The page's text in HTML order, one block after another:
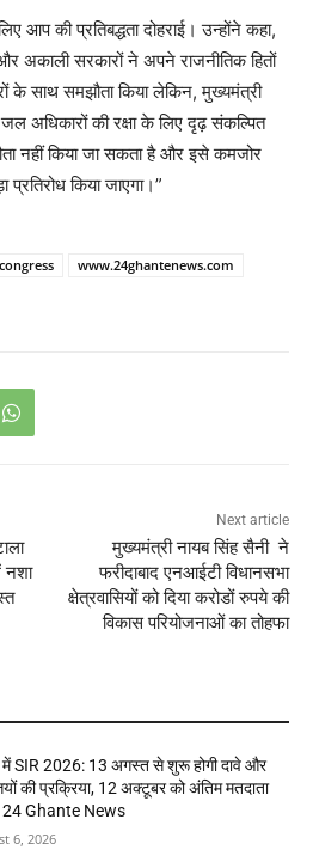
आप की प्रतिबद्धता दोहराई। उन्होंने कहा,
अकाली सरकारों ने अपने राजनीतिक हितों
के साथ समझौता किया लेकिन, मुख्यमंत्री
अधिकारों की रक्षा के लिए दृढ़ संकल्पित
नहीं किया जा सकता है और इसे कमजोर
किया जाएगा।”
congress
www.24ghantenews.com
नशा
Next article
मुख्यमंत्री नायब सिंह सैनी ने
फरीदाबाद एनआईटी विधानसभा
क्षेत्रवासियों को दिया करोडों रुपये की
विकास परियोजनाओं का तोहफा
में SIR 2026: 13 अगस्त से शुरू होगी दावे और
की प्रक्रिया, 12 अक्टूबर को अंतिम मतदाता
24 Ghante News
6, 2026